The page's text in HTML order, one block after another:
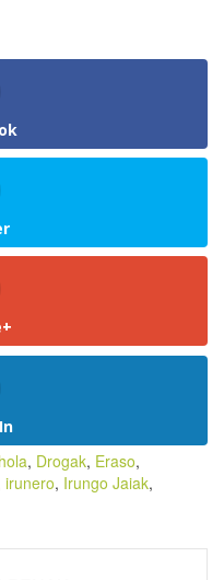
, Drogak, Eraso,
irunero, Irungo Jaiak,